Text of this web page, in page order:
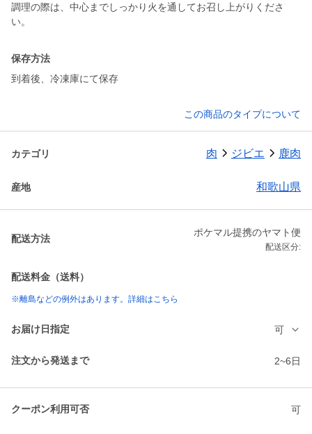
調理の際は、中心までしっかり火を通してお召し上がりくださ
い。
保存方法
到着後、冷凍庫にて保存
この商品のタイプについて
カテゴリ 肉 ジビエ 鹿肉
産地 和歌山県
配送方法
ポケマル提携のヤマト便
配送区分:
配送料金（送料）
※離島などの例外はあります。詳細はこちら
お届け日指定 可
注文から発送まで 2~6日
クーポン利用可否 可